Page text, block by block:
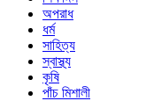
অপরাধ
ধর্ম
সাহিত্য
স্বাস্থ্য
কৃষি
পাঁচ মিশালী